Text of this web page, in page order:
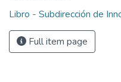
Libro - Subdirección de
Full item page